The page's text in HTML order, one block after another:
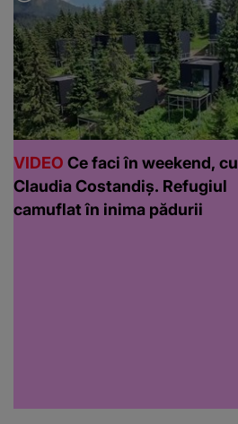
VIDEO Ce faci în weekend, cu
Claudia Costandiș. Refugiul
camuflat în inima pădurii